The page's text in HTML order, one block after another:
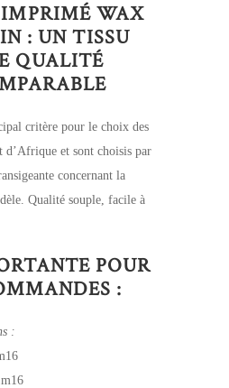
WAX
: UN TISSU
QUALITÉ
critère pour le choix des
d’Afrique et sont choisis par
concernant la
Qualité souple, facile à
POUR
:
: